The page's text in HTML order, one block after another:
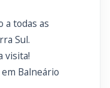
a todas as
Sul.
visita!
Balneário